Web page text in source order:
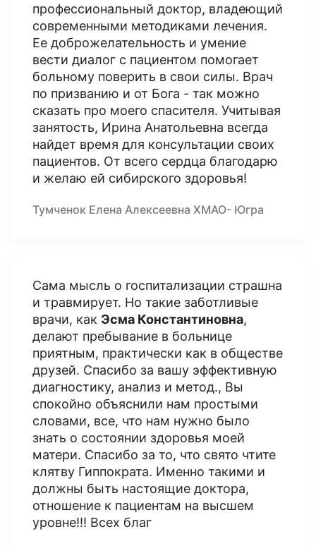
профессиональный доктор, владеющий
современными методиками лечения.
Ее доброжелательность и умение
вести диалог с пациентом помогает
больному поверить в свои силы. Врач
по призванию и от Бога - так можно
сказать про моего спасителя. Учитывая
занятость, Ирина Анатольевна всегда
найдет время для консультации своих
пациентов. От всего сердца благодарю
и желаю ей сибирского здоровья!
Тумченок Елена Алексеевна ХМАО- Югра
Сама мысль о госпитализации страшна
и травмирует. Но такие заботливые
врачи, как Эсма Константиновна,
делают пребывание в больнице
приятным, практически как в обществе
друзей. Спасибо за вашу эффективную
диагностику, анализ и метод., Вы
спокойно объяснили нам простыми
словами, все, что нам нужно было
знать о состоянии здоровья моей
матери. Спасибо за то, что свято чтите
клятву Гиппократа. Именно такими и
должны быть настоящие доктора,
отношение к пациентам на высшем
уровне!!! Всех благ